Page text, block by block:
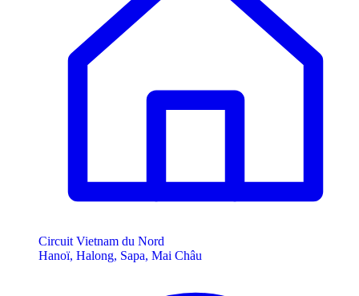
Circuit Vietnam du Nord
Hanoï, Halong, Sapa, Mai Châu